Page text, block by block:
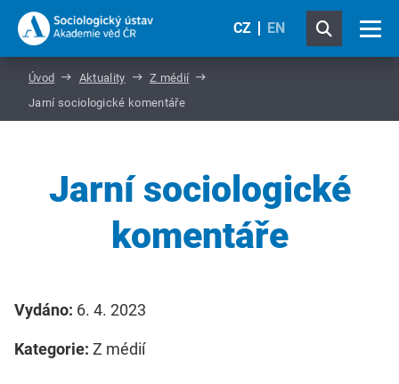
CZ EN
Úvod Aktuality
Z médií
Jarní sociologické komentáře
Jarní sociologické
komentáře
Vydáno: 6. 4. 2023
Kategorie: Z médií